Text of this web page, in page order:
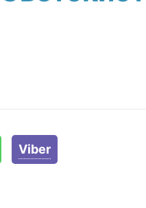
Viber